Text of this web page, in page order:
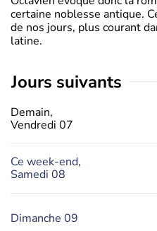
certaine noblesse antique.
de nos jours, plus courant
latine.
jours suivants
Demain,
Vendredi 07
Ce week-end,
Samedi 08
Dimanche 09